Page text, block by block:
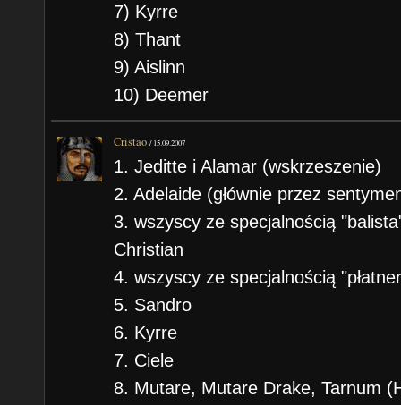
7) Kyrre
8) Thant
9) Aislinn
10) Deemer
Cristao /15.09.2007
1. Jeditte i Alamar (wskrzeszenie)
2. Adelaide (głównie przez
3. wszyscy ze specjalnością
Christian
4. wszyscy ze specjalnością
5. Sandro
6. Kyrre
7. Ciele
8. Mutare, Mutare Drake, Tarnum